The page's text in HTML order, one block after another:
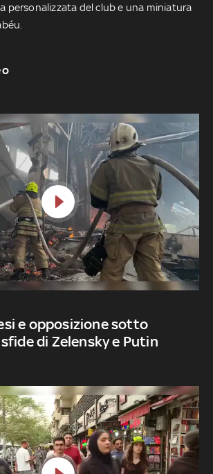
personalizzata del club e una miniatura
e opposizione sotto
di Zelensky e Putin